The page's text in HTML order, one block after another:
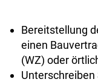
Bereitstellung
einen
(WZ) oder
Unterschreiben